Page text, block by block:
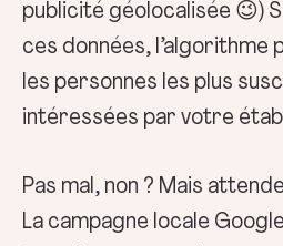
publicité géolocalisée 😉)
ces données,
les personnes les plus
intéressées par votre
Pas mal, non ? Mais
La campagne locale